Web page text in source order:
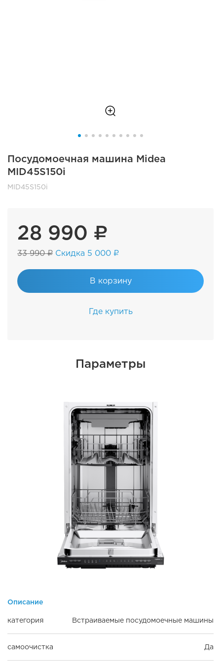
Посудомоечная машина Midea
MID45S150i
MID45S150i
28 990 ₽
33 990 ₽ Скидка 5 000 ₽
В корзину
Где купить
Параметры
Описание
категория Встраиваемые посудомоечные машины
самоочистка Да